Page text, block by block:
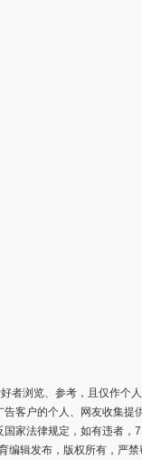
者浏览、参考，且仅作个
客户的个人、网友收集
国家法律规定，如有违者
编辑发布，版权所有，严